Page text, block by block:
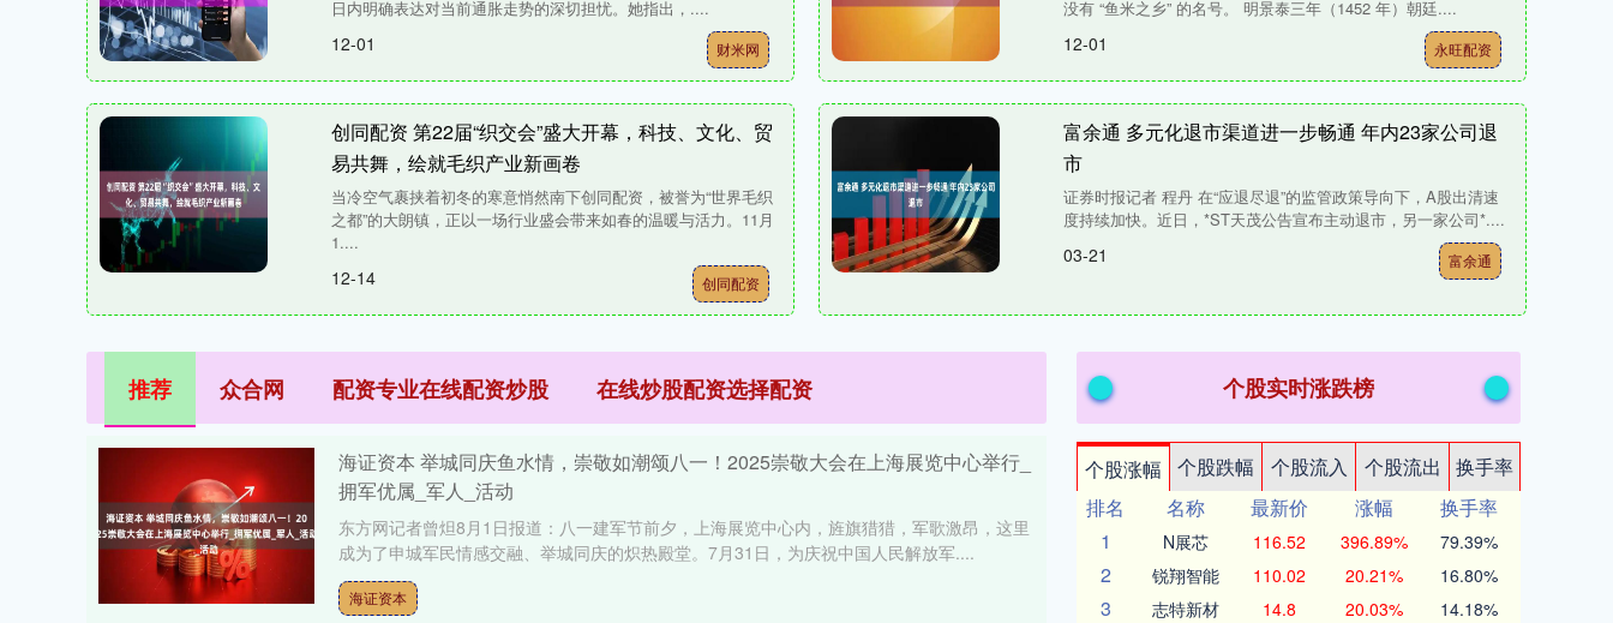
日内明确表达对当前通胀走势的深切担忧。她指出，....
12-01 财米网
没有 “鱼米之乡” 的名号。 明景泰三年（1452 年）朝廷....
12-01 永旺配资
创同配资 第22届“织交会”盛大开幕，科技、文化、贸
易共舞，绘就毛织产业新画卷
当冷空气裹挟着初冬的寒意悄然南下创同配资，被誉为“世界毛织
之都”的大朗镇，正以一场行业盛会带来如春的温暖与活力。11月
1....
12-14 创同配资
富余通 多元化退市渠道进一步畅通 年内23家公司退
市
证券时报记者 程丹 在“应退尽退”的监管政策导向下，A股出清速
度持续加快。近日，*ST天茂公告宣布主动退市，另一家公司*....
03-21 富余通
推荐 众合网 配资专业在线配资炒股 在线炒股配资选择配资
海证资本 举城同庆鱼水情，崇敬如潮颂八一！2025崇敬大会在上海展览中心举行_
拥军优属_军人_活动
东方网记者曾炟8月1日报道：八一建军节前夕，上海展览中心内，旌旗猎猎，军歌激昂，这里
成为了申城军民情感交融、举城同庆的炽热殿堂。7月31日，为庆祝中国人民解放军....
海证资本
个股实时涨跌榜
个股涨幅 个股跌幅 个股流入 个股流出
换手率
排名
名称 最新价 涨幅
换手率
1
N展芯 116.52 396.89% 79.39%
2 锐翔智能 110.02 20.21% 16.80%
3 志特新材 14.8 20.03% 14.18%